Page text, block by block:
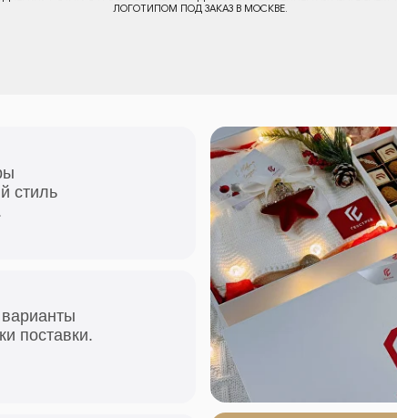
Заказать звонок
Заказать звонок